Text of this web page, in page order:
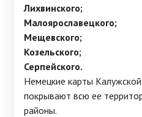
Лихвинского;
Малоярославецкого;
Мещевского;
Козельского;
Серпейского.
Немецкие карты
покрывают всю ее
районы.